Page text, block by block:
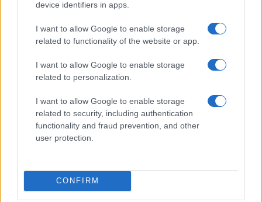
device identifiers in apps.
I want to allow Google to enable storage
related to functionality of the website or app.
I want to allow Google to enable storage
related to personalization.
I want to allow Google to enable storage
related to security, including authentication
functionality and fraud prevention, and other
user protection.
CONFIRM
Continua a leggere